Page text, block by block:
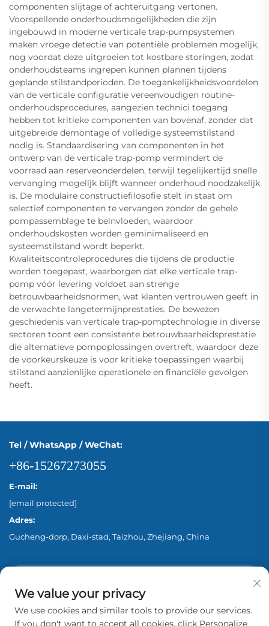
componenten slijtage of achteruitgang vertonen.
Voorspellende onderhoudsmogelijkheden die zijn
ingebouwd in moderne verticale trap-pumpsystemen
maken vroege detectie van potentiële problemen mogelijk,
nog voordat deze uitgroeien tot kostbare storingen, zodat
onderhoudsteams ingrepen kunnen plannen tijdens
geplande stilstandperioden. De toegankelijkheidsvoordelen
van de verticale configuratie vereenvoudigen routine-
onderhoudsprocedures, aangezien technici toegang
hebben tot kritieke componenten van bovenaf, zonder dat
uitgebreide demontage of volledige systeemstilstand
nodig is. Standaardisering van componenten in het
ontwerp van de verticale trap-pomp vermindert de
voorraad aan reserveonderdelen, terwijl tegelijkertijd snelle
vervanging mogelijk blijft wanneer onderhoud noodzakelijk
is. De modulaire constructiefilosofie stelt in staat om
selectief componenten te vervangen zonder de gehele
pompassemblage te beïnvloeden, waardoor
onderhoudskosten worden geminimaliseerd en
systeemstilstand wordt beperkt.
Kwaliteitscontroleprocedures die tijdens de productie
worden toegepast, waarborgen dat elke verticale trap-
pomp vóór levering voldoet aan strenge
betrouwbaarheidsnormen, wat klanten vertrouwen geeft in
de verwachte langetermijnprestaties. De bewezen
geschiedenis van verticale trap-pomptechnologie in diverse
sectoren toont een consistente betrouwbaarheidsprestatie
die alternatieve pompoplossingen overtreft, waardoor deze
de voorkeurskeuze is voor kritieke toepassingen waarbij
stilstand aanzienlijke operationele en financiële gevolgen
heeft.
Tel / WhatsApp / WeChat:
+86-15267273055
E-mail:
[email protected]
Adres:
Gucheng-dorp, Daxi-stad, Taizhou, Zhejiang, China
We value your privacy
We use cookies and similar tools to provide our services.
If you don't want to accept all cookies, click Personalize